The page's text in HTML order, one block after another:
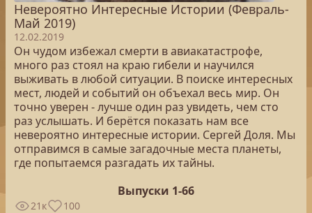
Невероятно Интересные Истории (Февраль-
Май 2019)
12.02.2019
Он чудом избежал смерти в авиакатастрофе,
много раз стоял на краю гибели и научился
выживать в любой ситуации. В поиске интересных
мест, людей и событий он объехал весь мир. Он
точно уверен - лучше один раз увидеть, чем сто
раз услышать. И берётся показать нам все
невероятно интересные истории. Сергей Доля. Мы
отправимся в самые загадочные места планеты,
где попытаемся разгадать их тайны.
Выпуски 1-66
21к 100